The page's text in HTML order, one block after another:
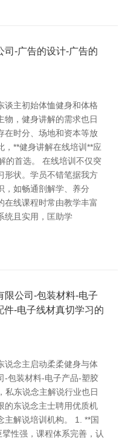
司-广告的设计-广告的
谈主初始体恤健身和体格
物，健身讲解的需求也日
在时分、场地和资本等放
，**健身讲解在线培训**应
的首选。 在线培训不仅突
形状。学员不错笔据我方
，如畅通剖解学、养分
在线课程时常由教学丰富
统且实用，匡助学
限公司-包装材料-电子
件-电子线材真切学习的
说念主启动柔柔健身与体
-包装材料-电子产品-塑胶
私东说念主解说行业也日
的东说念主士聘用优质机
主解说培训机构。 1. **国
性强，课程体系完善，认